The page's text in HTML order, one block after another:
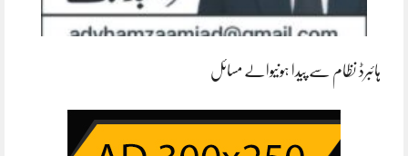
ہائبرڈ نظام سے پیدا ہونیوالے مسائل